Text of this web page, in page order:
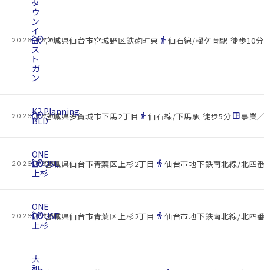
2026.08.07
cottage
タ
ウ
ン
イ
ー
ス
ト
ガ
ン
location_on宮城県仙台市宮城野区鉄砲町東 directions_walk 仙石線/榴ケ岡駅 徒歩10分
2026.08.07
cottage
K2.Planning
BLD
location_on宮城県多賀城市下馬2丁目 directions_walk仙石線/下馬駅 徒歩5分space_dashboard事業
2026.08.07
cottage
ONE
HOUSE
上杉
location_on宮城県仙台市青葉区上杉2丁目 directions_walk 仙台市地下鉄南北線/北四
2026.08.07
cottage
ONE
HOUSE
上杉
location_on宮城県仙台市青葉区上杉2丁目 directions_walk 仙台市地下鉄南北線/北四
大